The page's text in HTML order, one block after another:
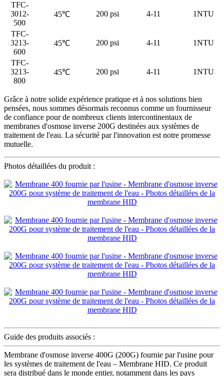
TFC-
3012-
500
45℃ 200 psi 4-11 1NTU
TFC-
3213-
600
45℃ 200 psi 4-11 1NTU
TFC-
3213-
800
45℃ 200 psi 4-11 1NTU
Grâce à notre solide expérience pratique et à nos solutions bien
pensées, nous sommes désormais reconnus comme un fournisseur
de confiance pour de nombreux clients intercontinentaux de
membranes d'osmose inverse 200G destinées aux systèmes de
traitement de l'eau. La sécurité par l'innovation est notre promesse
mutuelle.
Photos détaillées du produit :
Guide des produits associés :
Membrane d'osmose inverse 400G (200G) fournie par l'usine pour
les systèmes de traitement de l'eau – Membrane HID. Ce produit
sera distribué dans le monde entier, notamment dans les pays